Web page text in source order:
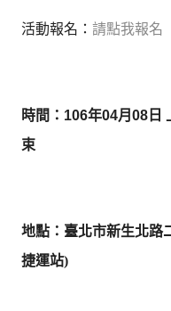
活動報名： 請點我報名
時間：106年04月08日
束
地點 ： 臺北市新生北路
捷運站)